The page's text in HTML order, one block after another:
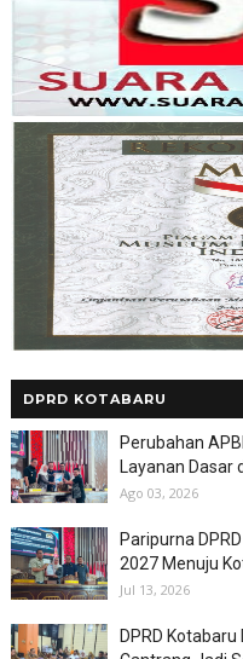
DPRD KOTABARU
Perubahan
Layanan Dasar
Ago 03, 2026
Paripurna
2027 Menuju
Jul 13, 2026
DPRD